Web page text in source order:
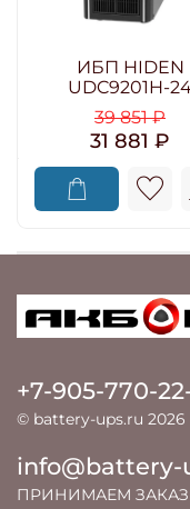
ИБП HIDEN
UDC9201H-
39 851 ₽
31 881 ₽
+7-905-770-
© battery-ups.ru
info@battery-
ПРИНИМАЕМ